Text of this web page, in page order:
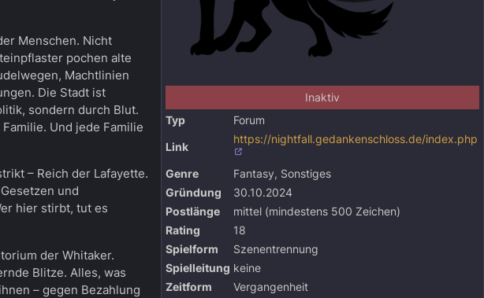
Inaktiv
Typ
Forum
Link
https://nightfall.gedankenschloss.de/index.php
Genre
Fantasy, Sonstiges
Gründung
30.10.2024
Postlänge
mittel (mindestens 500 Zeichen)
Rating
18
Spielform
Szenentrennung
Spielleitung keine
Zeitform
Vergangenheit
Menschen. Nicht
pochen alte
Machtlinien
Die Stadt ist
sondern durch Blut.
Und jede Familie
– Reich der Lafayette.
und
hier stirbt, tut es
der Whitaker.
Blitze. Alles, was
– gegen Bezahlung